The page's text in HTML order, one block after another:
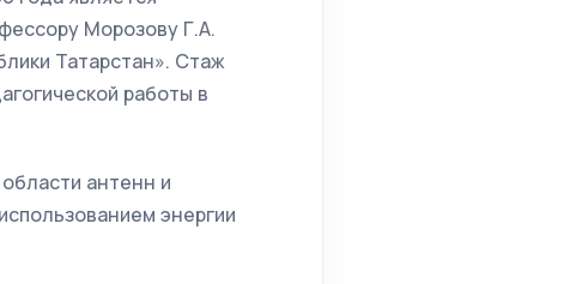
Морозову Г.А.
Татарстан». Стаж
работы в
антенн и
энергии